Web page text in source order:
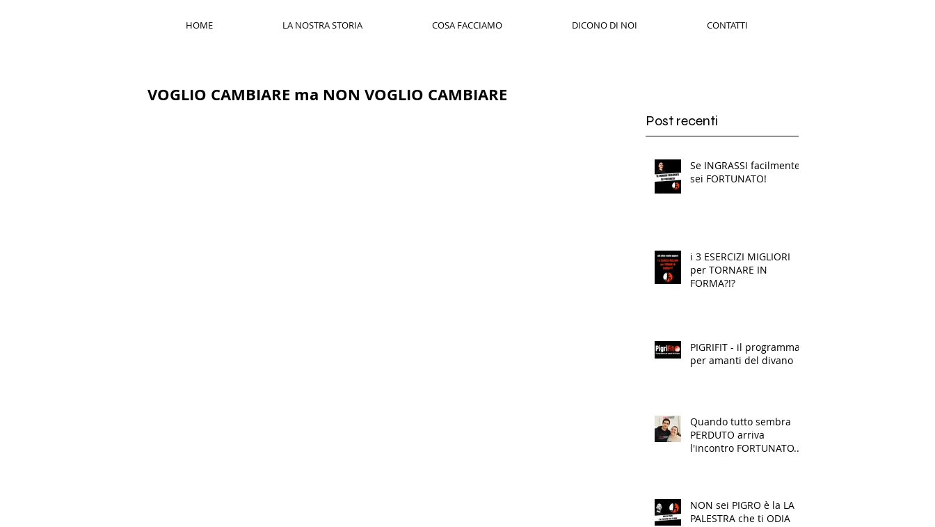
HOME LA NOSTRA STORIA COSA FACCIAMO DICONO DI NOI CONTATTI
VOGLIO CAMBIARE ma NON VOGLIO CAMBIARE
Post recenti
Se INGRASSI facilmente
sei FORTUNATO!
i 3 ESERCIZI MIGLIORI
per TORNARE IN
FORMA?!?
PIGRIFIT - il programma
per amanti del divano
Quando tutto sembra
PERDUTO arriva
l'incontro FORTUNATO...
NON sei PIGRO è la LA
PALESTRA che ti ODIA